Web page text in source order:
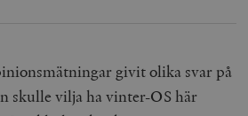
givit olika svar på
skulle vilja ha vinter-OS här